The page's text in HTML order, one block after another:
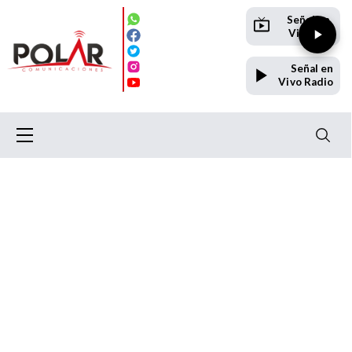
Señal en
Vivo TV
Señal en
Vivo Radio